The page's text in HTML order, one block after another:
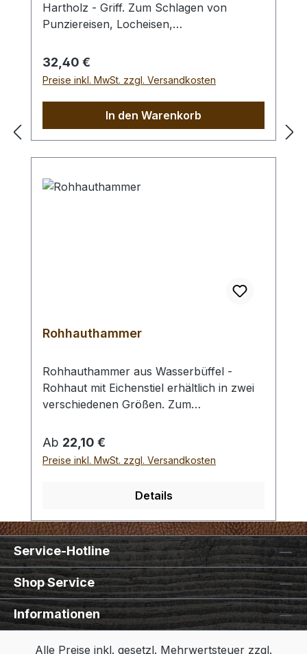
Hartholz - Griff. Zum Schlagen von
Punziereisen, Locheisen,
Schlagfläche. Wenig Rückschlag durch
schlagabsorbierenden Poly -
Hammerkopf. 240 gr Gesamtgewicht /
Regulärer Preis:
32,40 €
Preise inkl. MwSt. zzgl. Versandkosten
In den Warenkorb
Rohhauthammer
Rohhauthammer aus Wasserbüffel -
Rohhaut mit Eichenstiel erhältlich in zwei
verschiedenen Größen. Zum
Locheisen, Punziereisen, etc.
Auswahlliste:#1 Gesamtgewicht: 295
Gramm / Kopf - Ø : 48 mm / Gesamtlänge
Kopf - Ø : 42 mm / Gesamtlänge : 290 mm
- Bei einer Bestellung 1 Stück erhalten Sie
1 Rohhauthammer der gewählten Größe.
Regulärer Preis:
Ab 22,10 €
Preise inkl. MwSt. zzgl. Versandkosten
Details
Service-Hotline
Shop Service
Informationen
Alle Preise inkl. gesetzl. Mehrwertsteuer zzgl.